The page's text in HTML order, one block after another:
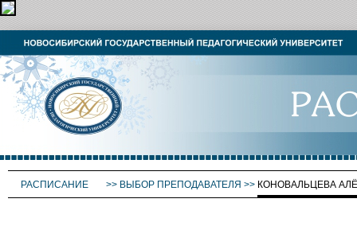
РАСПИСАНИЕ >> ВЫБОР ПРЕПОДАВАТЕЛЯ >> КОНОВАЛЬЦЕВА